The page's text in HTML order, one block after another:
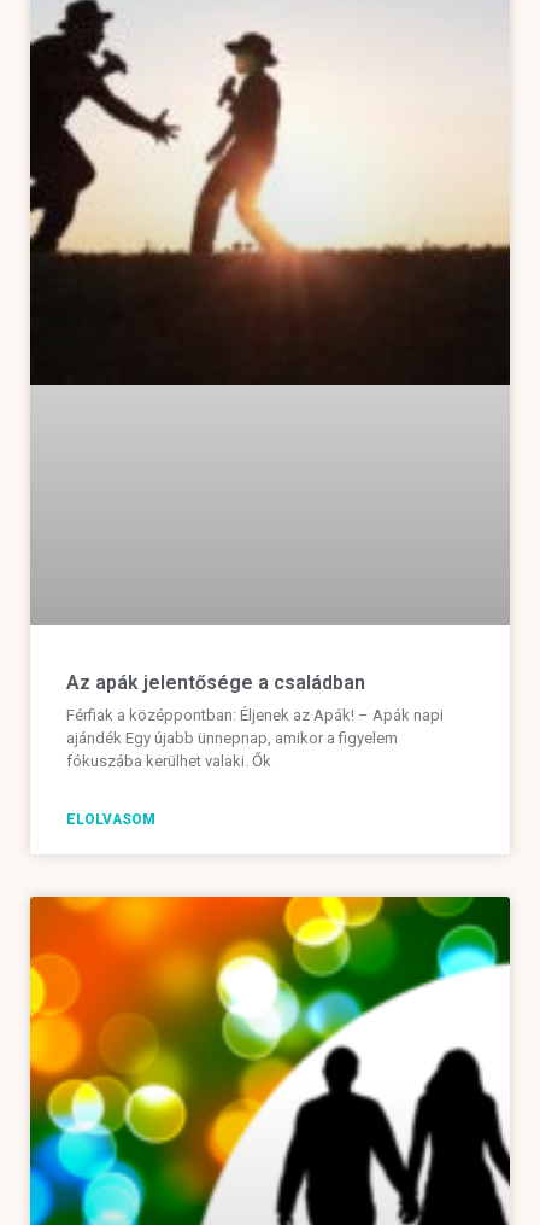
Az apák jelentősége a családban
Férfiak a középpontban: Éljenek az Apák! – Apák napi
ajándék Egy újabb ünnepnap, amikor a figyelem
fókuszába kerülhet valaki. Ők
ELOLVASOM